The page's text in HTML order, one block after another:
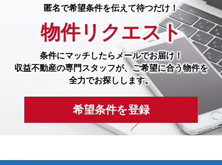
匿名で希望条件を伝えて待つだけ！
物件リクエスト
条件にマッチしたら メールでお届け！
収益不動産の専門スタッフが、ご希望に合う物件を
全力でお探しします。
希望条件を登録